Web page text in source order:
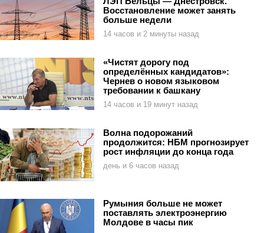
Восстановление может занять
больше недели
14 часов и 2 минуты назад
«Чистят дорогу под
определённых кандидатов»:
Чернев о новом языковом
требовании к башкану
14 часов и 19 минут назад
Волна подорожаний
продолжится: НБМ прогнозирует
рост инфляции до конца года
день и 6 часов назад
Румыния больше не может
поставлять электроэнергию
Молдове в часы пик